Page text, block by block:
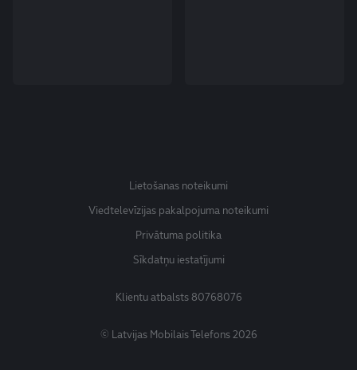
Lietošanas noteikumi
Viedtelevīzijas pakalpojuma noteikumi
Privātuma politika
Sīkdatņu iestatījumi
Klientu atbalsts80768076
© Latvijas Mobilais Telefons 2026